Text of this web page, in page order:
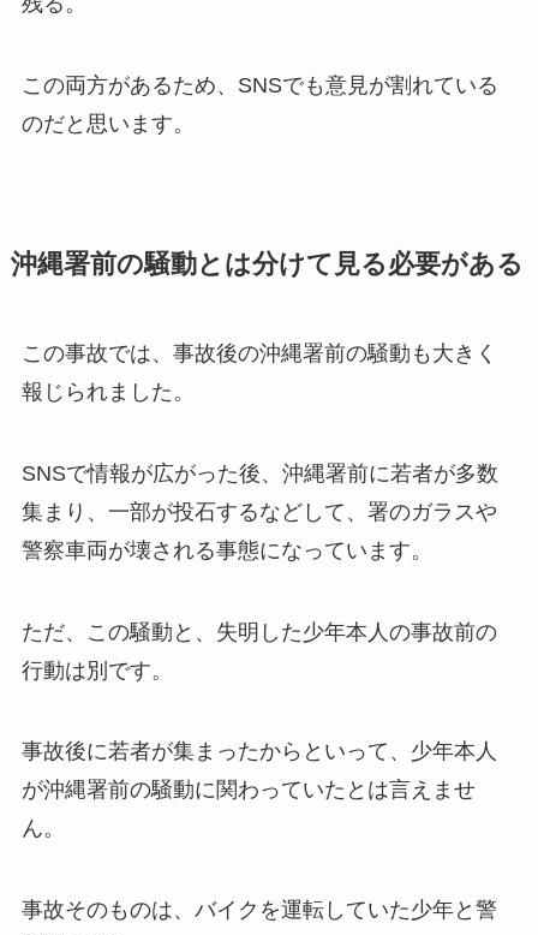
この両方があるため、SNSでも意見が割れている
のだと思います。
沖縄署前の騒動とは分けて見る必要がある
この事故では、事故後の沖縄署前の騒動も大きく
報じられました。
SNSで情報が広がった後、沖縄署前に若者が多数
集まり、一部が投石するなどして、署のガラスや
警察車両が壊される事態になっています。
ただ、この騒動と、失明した少年本人の事故前の
行動は別です。
事故後に若者が集まったからといって、少年本人
が沖縄署前の騒動に関わっていたとは言えませ
ん。
事故そのものは、バイクを運転していた少年と警